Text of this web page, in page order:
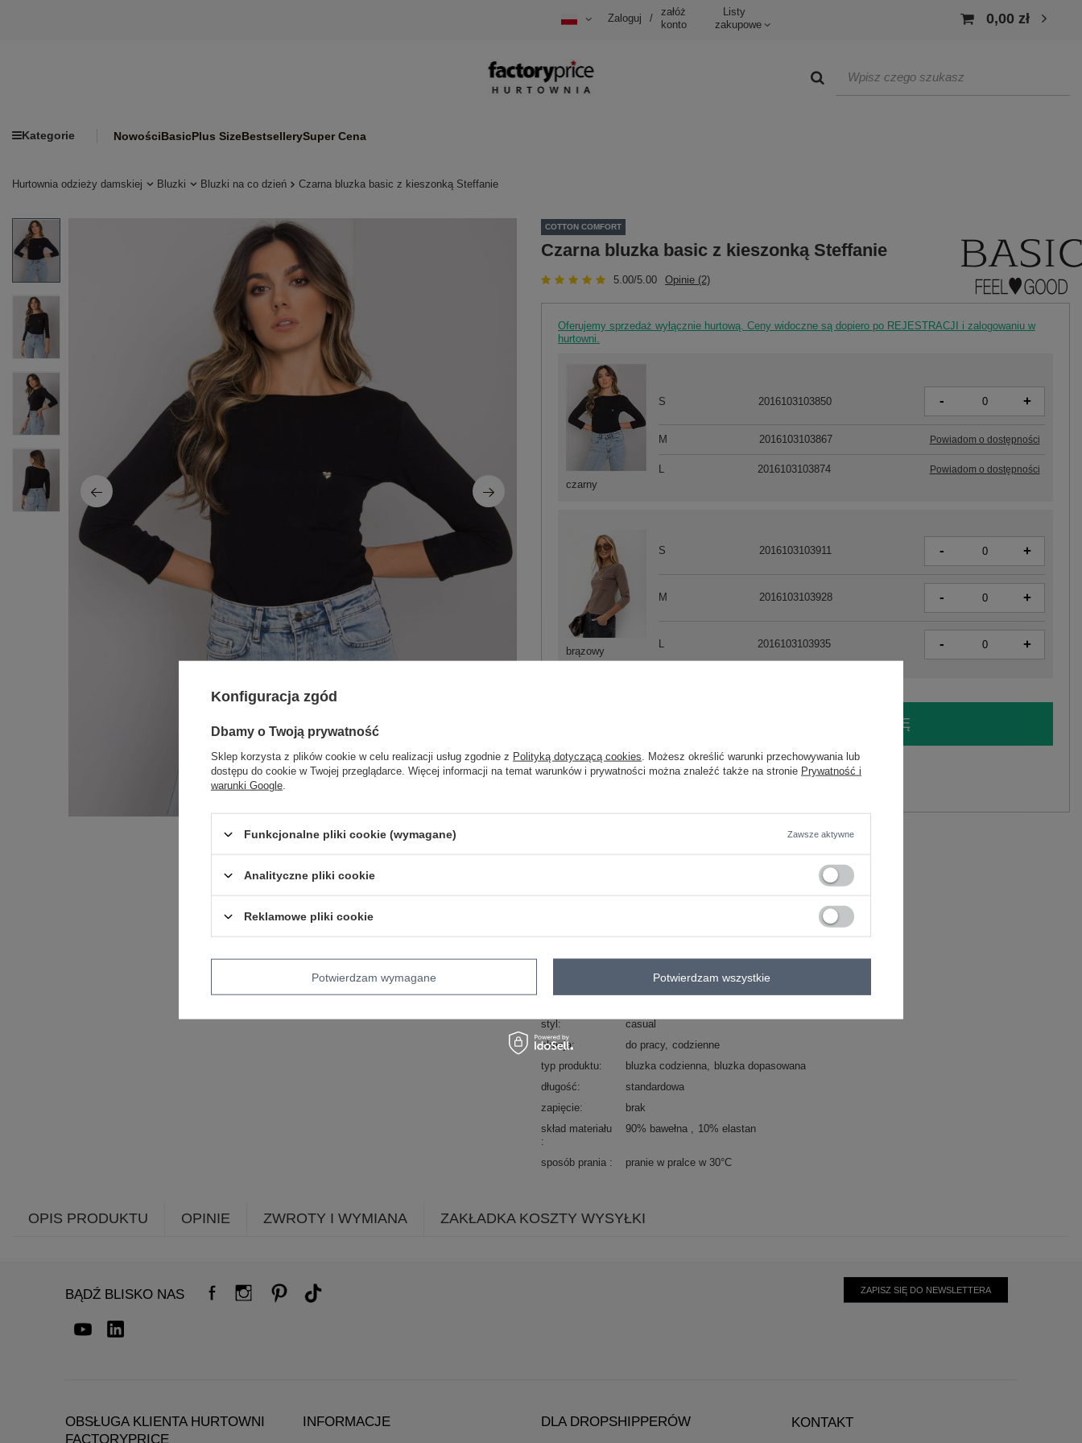
Zaloguj /
załóż
konto
Listy
zakupowe
0,00 zł
Kategorie NowościBasicPlus SizeBestsellerySuper Cena
Hurtownia odzieży damskiej Bluzki Bluzki na co dzień Czarna bluzka basic z kieszonką Steffanie
COTTON COMFORT
Czarna bluzka basic z kieszonką Steffanie
5.00/5.00 Opinie (2)
Oferujemy sprzedaż wyłącznie hurtową. Ceny widoczne są dopiero po REJESTRACJI i zalogowaniu w
hurtowni.
brązowy
S 2016103103911 - +
M 2016103103928 - +
L 2016103103935 - +
czarny
S 2016103103850 - +
M 2016103103867 Powiadom o dostępności
L 2016103103874 Powiadom o dostępności
ZALOGUJ SIĘ I ZOBACZ CENĘ
Masz pytanie? Chętnie pomożemy.
materiał
bawełna
styl
casual
okazja
do pracy codzienne
typ produktu
bluzka codzienna
bluzka dopasowana
długość
standardowa
zapięcie
brak
skład materiału
90% bawełna 10% elastan
sposób prania pranie w pralce w 30°C
OPIS PRODUKTU OPINIE ZWROTY I WYMIANA ZAKŁADKA KOSZTY WYSYŁKI
BĄDŹ BLISKO NAS ZAPISZ SIĘ DO NEWSLETTERA
OBSŁUGA KLIENTA HURTOWNI
FACTORYPRICE
INFORMACJE DLA DROPSHIPPERÓW KONTAKT
Konfiguracja zgód
Dbamy o Twoją prywatność
Sklep korzysta z plików cookie w celu realizacji usług zgodnie z Polityką dotyczącą cookies . Możesz określić warunki przechowywania lub
dostępu do cookie w Twojej przeglądarce. Więcej informacji na temat warunków i prywatności można znaleźć także na stronie Prywatność i
warunki Google
Funkcjonalne pliki cookie (wymagane) Zawsze aktywne
Analityczne pliki cookie
Reklamowe pliki cookie
Potwierdzam wymagane Potwierdzam wszystkie